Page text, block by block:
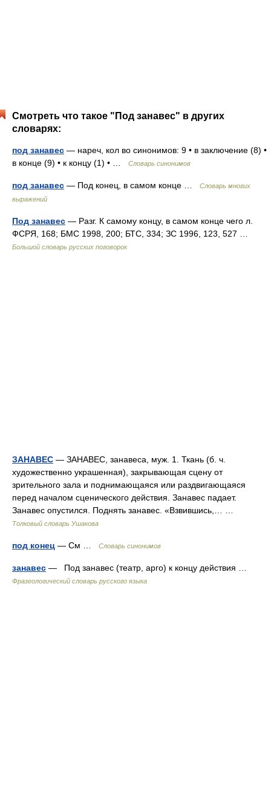
Смотреть что такое "Под занавес" в других
словарях:
под занавес — нареч, кол во синонимов: 9 • в заключение (8) •
в конце (9) • к концу (1) • …
Словарь синонимов
под занавес — Под конец, в самом конце …
Словарь многих
выражений
Под занавес — Разг. К самому концу, в самом конце чего л.
ФСРЯ, 168; БМС 1998, 200; БТС, 334; ЗС 1996, 123, 527 …
Большой словарь русских поговорок
ЗАНАВЕС — ЗАНАВЕС, занавеса, муж. 1. Ткань (б. ч.
художественно украшенная), закрывающая сцену от
зрительного зала и поднимающаяся или раздвигающаяся
перед началом сценического действия. Занавес падает.
Занавес опустился. Поднять занавес. «Взвившись,… …
Толковый словарь Ушакова
под конец — См … Словарь синонимов
занавес — Под занавес (театр, арго) к концу действия …
Фразеологический словарь русского языка